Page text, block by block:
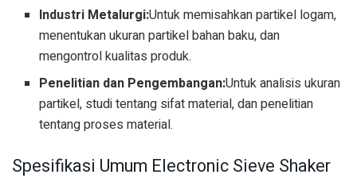
Industri Metalurgi:Untuk memisahkan partikel logam,
menentukan ukuran partikel bahan baku, dan
mengontrol kualitas produk.
Penelitian dan Pengembangan:Untuk analisis ukuran
partikel, studi tentang sifat material, dan penelitian
tentang proses material.
Spesifikasi Umum Electronic Sieve Shaker